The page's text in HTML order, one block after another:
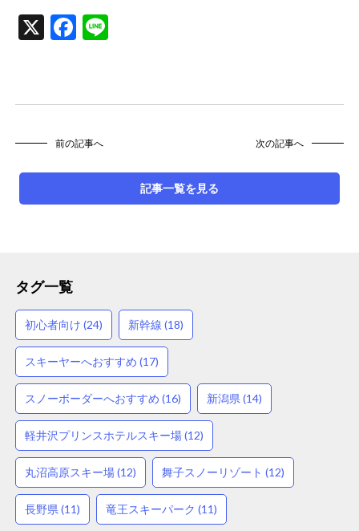
X Facebook
前の記事へ 次の記事へ
記事一覧を見る
タグ一覧
初心者向け (24) 新幹線 (18)
スキーヤーへおすすめ (17)
スノーボーダーへおすすめ (16) 新潟県 (14)
軽井沢プリンスホテルスキー場 (12)
丸沼高原スキー場 (12) 舞子スノーリゾート (12)
長野県 (11) 竜王スキーパーク (11)